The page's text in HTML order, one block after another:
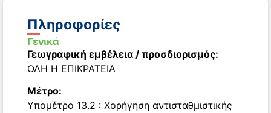
Πληροφορίες
Γενικά
Γεωγραφική εμβέλεια / προσδιορισμός:
ΟΛΗ Η ΕΠΙΚΡΑΤΕΙΑ
Μέτρο:
Υπομέτρο 13.2 : Χορήγηση αντισταθμιστικής